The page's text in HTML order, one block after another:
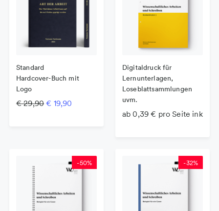
Standard
Hardcover-Buch mit
Logo
€29,90Ursprünglicher Preis war: € 29,90
€ 19,90 Aktueller Preis ist: € 19,90.
Digitaldruck für
Lernunterlagen,
Loseblattsammlungen
uvm.
ab 0,39 € pro Seite inkl.
-50% -32%